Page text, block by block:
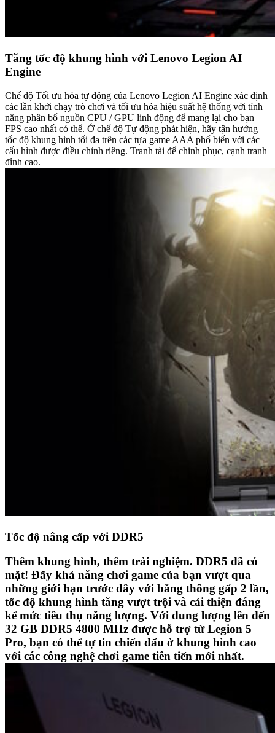
Tăng tốc độ khung hình với Lenovo Legion AI
Engine
Chế độ Tối ưu hóa tự động của Lenovo Legion AI Engine xác định
các lần khởi chạy trò chơi và tối ưu hóa hiệu suất hệ thống với tính
năng phân bổ nguồn CPU / GPU linh động để mang lại cho bạn
FPS cao nhất có thể. Ở chế độ Tự động phát hiện, hãy tận hưởng
tốc độ khung hình tối đa trên các tựa game AAA phổ biến với các
cấu hình được điều chỉnh riêng. Tranh tài để chinh phục, cạnh tranh
đỉnh cao.
Tốc độ nâng cấp với DDR5
Thêm khung hình, thêm trải nghiệm. DDR5 đã có
mặt! Đẩy khả năng chơi game của bạn vượt qua
những giới hạn trước đây với băng thông gấp 2 lần,
tốc độ khung hình tăng vượt trội và cải thiện đáng
kể mức tiêu thụ năng lượng. Với dung lượng lên đến
32 GB DDR5 4800 MHz được hỗ trợ từ Legion 5
Pro, bạn có thể tự tin chiến đấu ở khung hình cao
với các công nghệ chơi game tiên tiến mới nhất.